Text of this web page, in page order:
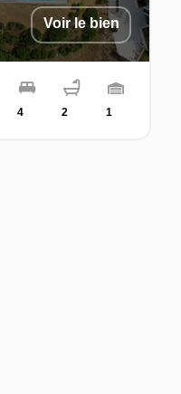
Voir le bien
4 2 1